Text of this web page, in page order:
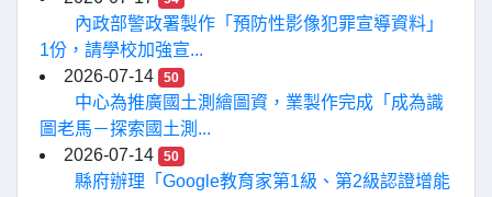
內政部警政署製作「預防性影像犯罪宣導資料」
1份，請學校加強宣...
2026-07-14
50
中心為推廣國土測繪圖資，業製作完成「成為識
圖老馬－探索國土測...
2026-07-14
50
縣府辦理「Google教育家第1級、第2級認證增能